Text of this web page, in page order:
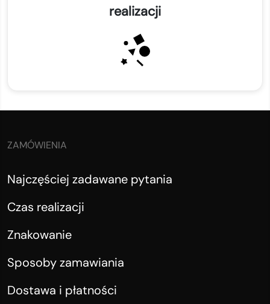
realizacji
ZAMÓWIENIA
Najczęściej zadawane pytania
Czas realizacji
Znakowanie
Sposoby zamawiania
Dostawa i płatności